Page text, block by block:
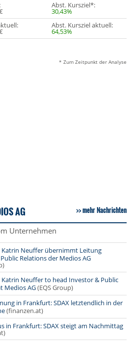
Abst. Kursziel*:
30,43%
Abst. Kursziel aktuell:
64,53%
* Zum Zeitpunkt der Analyse
AG mehr Nachrichten
Unternehmen
Katrin Neuffer übernimmt Leitung
Relations der Medios AG
Katrin Neuffer to head Investor & Public
Medios AG(EQS Group)
in Frankfurt: SDAX letztendlich in der
(finanzen.at)
in Frankfurt: SDAX steigt am Nachmittag